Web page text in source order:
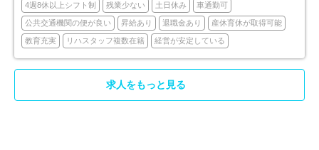
4週8休以上シフト制 残業少ない 土日休み 車通勤可
公共交通機関の便が良い 昇給あり 退職金あり 産休育休が取得可能
教育充実 リハスタッフ複数在籍 経営が安定している
求人をもっと見る